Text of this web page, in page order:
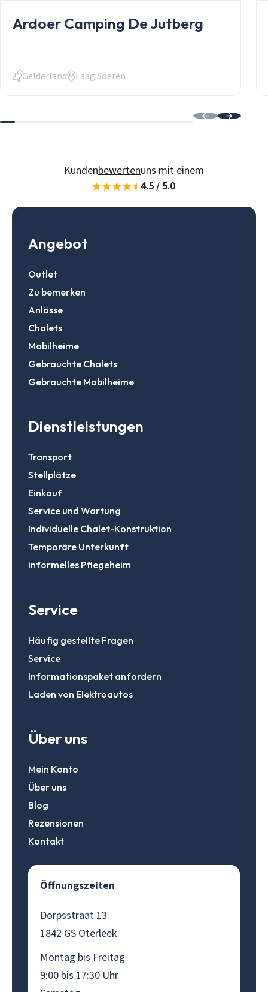
Ardoer Camping De Jutberg
Gelderland Laag Soeren
Kundenbewertenuns mit einem
4.5 / 5.0
Angebot
Outlet
Zu bemerken
Anlässe
Chalets
Mobilheime
Gebrauchte Chalets
Gebrauchte Mobilheime
Dienstleistungen
Transport
Stellplätze
Einkauf
Service und Wartung
Individuelle Chalet-Konstruktion
Temporäre Unterkunft
informelles Pflegeheim
Service
Häufig gestellte Fragen
Service
Informationspaket anfordern
Laden von Elektroautos
Über uns
Mein Konto
Über uns
Blog
Rezensionen
Kontakt
Öffnungszeiten
Dorpsstraat 13
1842 GS Oterleek
Montag bis Freitag
9:00 bis 17:30 Uhr
E-Mail
Daten speichern